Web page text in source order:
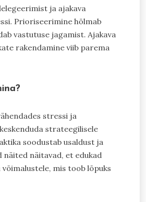
ja ajakava
Prioriseerimine hõlmab
vastutuse jagamist. Ajakava
rakendamine viib parema
stressi ja
strateegilisele
soodustab usaldust ja
näited näitavad, et edukad
mis toob lõpuks